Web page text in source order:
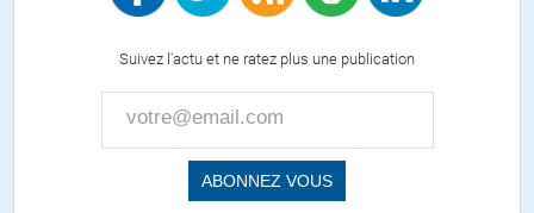
Suivez l'actu et ne ratez plus une publication